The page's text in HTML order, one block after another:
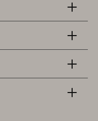
goed geschikt